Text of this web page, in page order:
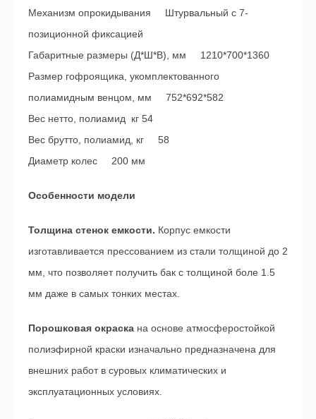
Механизм опрокидывания Штурвальный с 7-
позиционной фиксацией
Габаритные размеры (Д*Ш*В), мм 1210*700*1360
Размер гофроящика, укомплектованного
полиамидным венцом, мм 752*692*582
Вес нетто, полиамид кг 54
Вес брутто, полиамид, кг 58
Диаметр колес 200 мм
Особенности модели
Толщина стенок емкости. Корпус емкости
изготавливается прессованием из стали толщиной до 2
мм, что позволяет получить бак с толщиной боле 1.5
мм даже в самых тонких местах.
Порошковая окраска на основе атмосферостойкой
полиэфирной краски изначально предназначена для
внешних работ в суровых климатических и
эксплуатационных условиях.